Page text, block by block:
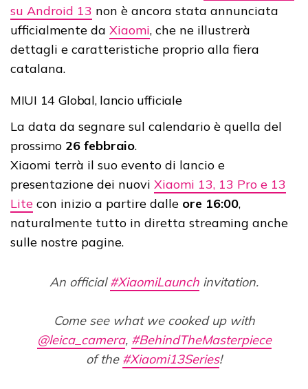
su Android 13 non è ancora stata annunciata
ufficialmente da Xiaomi, che ne illustrerà
dettagli e caratteristiche proprio alla fiera
catalana.
MIUI 14 Global, lancio ufficiale
La data da segnare sul calendario è quella del
prossimo 26 febbraio.
Xiaomi terrà il suo evento di lancio e
presentazione dei nuovi Xiaomi 13, 13 Pro e 13
Lite con inizio a partire dalle ore 16:00,
naturalmente tutto in diretta streaming anche
sulle nostre pagine.
An official#XiaomiLaunch invitation.
Come see what we cooked up with
@leica_camera, #BehindTheMasterpiece
of the #Xiaomi13Series!